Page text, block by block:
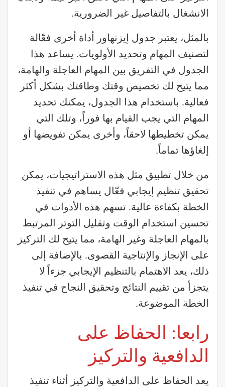
الانشغال بالتفاصيل غير الضرورية.
بالمثل، يعتبر جدول إيزنهاور أداة أخرى فعّالة
لتصنيف المهام وتحديد الأولويات. يساعد هذا
الجدول في التفريق بين المهام العاجلة والهامة،
مما يتيح لك تخصيص وقتك وطاقتك بشكل أكثر
فعالية. باستخدام هذا الجدول، يمكنك تحديد
المهام التي يجب القيام بها فوراً، وتلك التي
يمكن تخطيطها لاحقاً، وأخرى يمكن تفويضها أو
إلغاؤها تماماً.
من خلال تطبيق مثل هذه الاستراتيجيات، يمكن
تحقيق تنظيم إيجابي فعّال يساهم في تنفيذ
الخطة بكفاءة عالية. تسهم هذه الأدوات في
تحسين استخدام الوقت وتقليل التوتر المرتبط
بالمهام العاجلة وغير الهامة، مما يتيح لك التركيز
على الإنجاز والإنتاجية القصوى. بالإضافة إلى
ذلك، يعد الاهتمام بالتنظيم الإيجابي جزءاً لا
يتجزأ من تقييم النتائج وتحقيق النجاح في تنفيذ
الخطة الموضوعة.
رابعا: الحفاظ على
الدافعية والتركيز
يعد الحفاظ على الدافعية والتركيز أثناء تنفيذ